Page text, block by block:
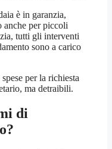
è in garanzia,
anche per piccoli
tutti gli interventi
sono a carico
per la richiesta
ma detraibili.
di